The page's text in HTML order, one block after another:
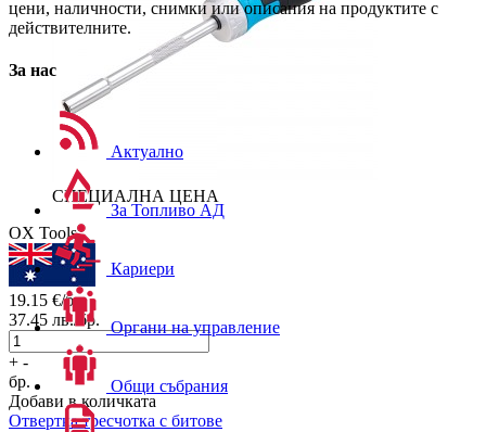
СПЕЦИАЛНА ЦЕНА
OX Tools
19.15 €/бр.
37.45 лв./бр.
+ -
бр.
Добави в количката
Отвертка тресчотка с битове
цени, наличности, снимки или описания на продуктите с
действителните.
За нас
Актуално
За Топливо АД
Кариери
Органи на управление
Общи събрания